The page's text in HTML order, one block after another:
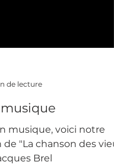
de lecture
musique, voici notre